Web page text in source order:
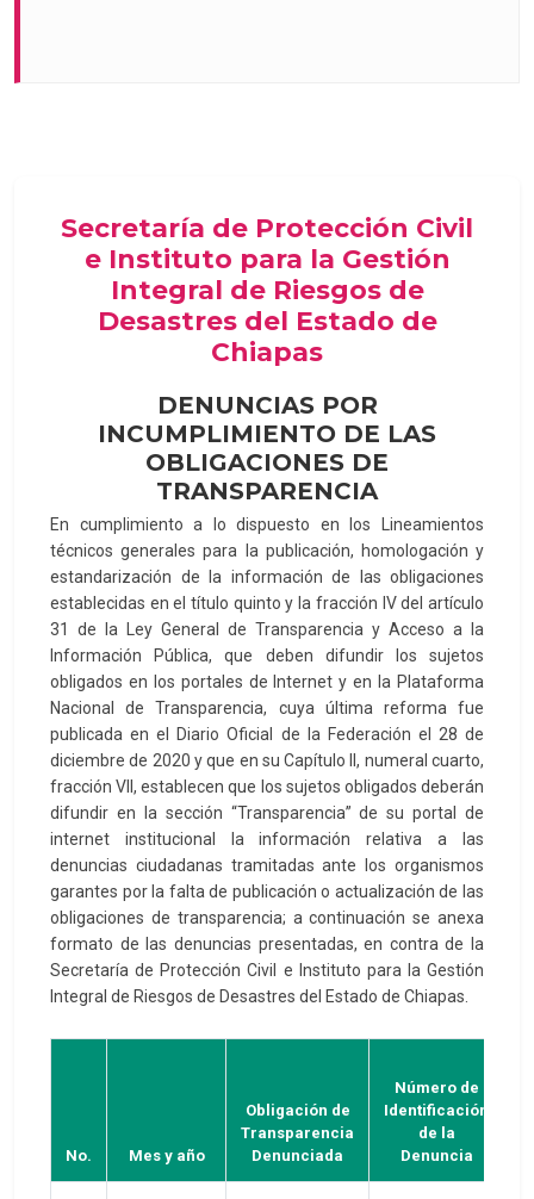
Secretaría de Protección Civil
e Instituto para la Gestión
Integral de Riesgos de
Desastres del Estado de
Chiapas
DENUNCIAS POR
INCUMPLIMIENTO DE LAS
OBLIGACIONES DE
TRANSPARENCIA
En cumplimiento a lo dispuesto en los Lineamientos
técnicos generales para la publicación, homologación y
estandarización de la información de las obligaciones
establecidas en el título quinto y la fracción IV del artículo
31 de la Ley General de Transparencia y Acceso a la
Información Pública, que deben difundir los sujetos
obligados en los portales de Internet y en la Plataforma
Nacional de Transparencia, cuya última reforma fue
publicada en el Diario Oficial de la Federación el 28 de
diciembre de 2020 y que en su Capítulo II, numeral cuarto,
fracción VII, establecen que los sujetos obligados deberán
difundir en la sección “Transparencia” de su portal de
internet institucional la información relativa a las
denuncias ciudadanas tramitadas ante los organismos
garantes por la falta de publicación o actualización de las
obligaciones de transparencia; a continuación se anexa
formato de las denuncias presentadas, en contra de la
Secretaría de Protección Civil e Instituto para la Gestión
Integral de Riesgos de Desastres del Estado de Chiapas.
No. Mes y año
Obligación de
Transparencia
Denunciada
Número de
Identificación
de la
Denuncia